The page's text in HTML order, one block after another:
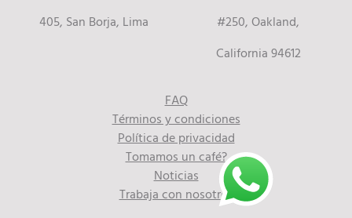
405, San Borja, Lima
#250, Oakland,
California 94612
FAQ
Términos y condiciones
Política de privacidad
Tomamos un café?
Noticias
Trabaja con nosotros